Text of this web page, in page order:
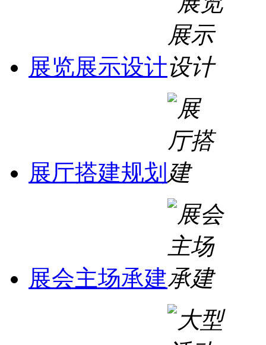
展览展示设计
展厅搭建规划
展会主场承建